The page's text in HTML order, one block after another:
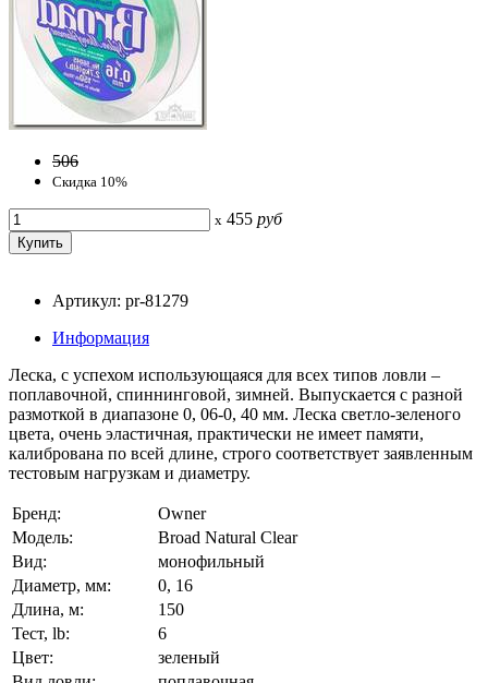
506
Скидка 10%
x 455 руб
Артикул: pr-81279
Информация
Леска, с успехом использующаяся для всех типов ловли –
поплавочной, спиннинговой, зимней. Выпускается с разной
размоткой в диапазоне 0, 06-0, 40 мм. Леска светло-зеленого
цвета, очень эластичная, практически не имеет памяти,
калибрована по всей длине, строго соответствует заявленным
тестовым нагрузкам и диаметру.
Бренд:
Owner
Модель:
Broad Natural Clear
Вид:
монофильный
Диаметр, мм:
0, 16
Длина, м:
150
Тест, lb:
6
Цвет:
зеленый